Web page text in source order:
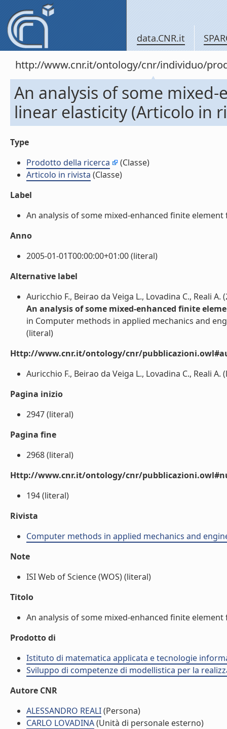
data.CNR.it
http://www.cnr.it/ontology/cnr/individuo/
An analysis of some
linear elasticity (Articolo in
Type
Prodotto della ricerca
(Classe)
Articolo in rivista (Classe)
Label
An analysis of some mixed-enhanced finite
Anno
2005-01-01T00:00:00+01:00 (literal)
Alternative label
Auricchio F., Beirao da Veiga L., Lovadina C., Reali A.
An analysis of some mixed-enhanced finite
in Computer methods in applied mechanics and
(literal)
Http://www.cnr.it/ontology/cnr/
Auricchio F., Beirao da Veiga L., Lovadina C., Reali A.
Pagina inizio
2947 (literal)
Pagina fine
2968 (literal)
Http://www.cnr.it/ontology/cnr/
194 (literal)
Rivista
Computer methods in applied mechanics and
Note
ISI Web of Science (WOS) (literal)
Titolo
An analysis of some mixed-enhanced finite
Prodotto di
Istituto di matematica applicata e tecnologie
Sviluppo di competenze di modellistica per la
Autore CNR
ALESSANDRO REALI(Persona)
CARLO LOVADINA(Unità di personale esterno)